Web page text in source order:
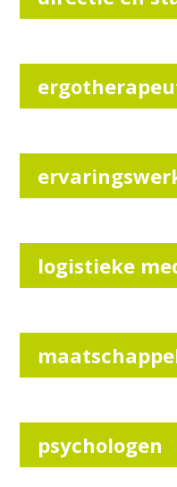
logistieke
psychologen